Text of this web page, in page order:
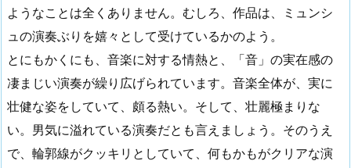
ようなことは全くありません。むしろ、作品は、ミュンシ
ュの演奏ぶりを嬉々として受けているかのよう。
とにもかくにも、音楽に対する情熱と、「音」の実在感の
凄まじい演奏が繰り広げられています。音楽全体が、実に
壮健な姿をしていて、頗る熱い。そして、壮麗極まりな
い。男気に溢れている演奏だとも言えましょう。そのうえ
で、輪郭線がクッキリとしていて、何もかもがクリアな演